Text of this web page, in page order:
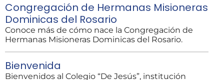
Congregación de Hermanas Misioneras
Dominicas del Rosario
Conoce más de cómo nace la Congregación de
Hermanas Misioneras Dominicas del Rosario.
Bienvenida
Bienvenidos al Colegio “De Jesús”, institución